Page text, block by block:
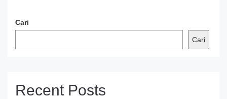
Cari
Cari
Recent Posts